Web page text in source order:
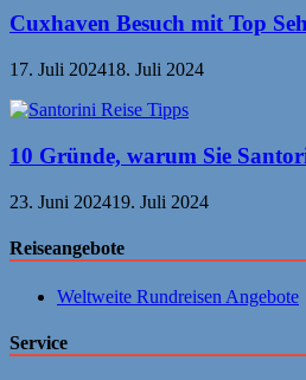
Cuxhaven Besuch mit Top
17. Juli 202418. Juli 2024
10 Gründe, warum Sie
23. Juni 202419. Juli 2024
Reiseangebote
Weltweite Rundreisen Angebote
Service